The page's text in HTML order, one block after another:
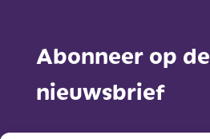
Abonneer op de
nieuwsbrief